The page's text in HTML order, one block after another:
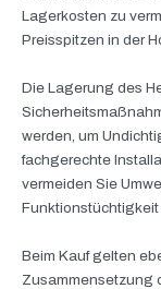
Lagerkosten zu
Preisspitzen in der
Die Lagerung des
werden, um
fachgerechte
vermeiden Sie
Funktionstüchtigkeit
Beim Kauf gelten
Zusammensetzung